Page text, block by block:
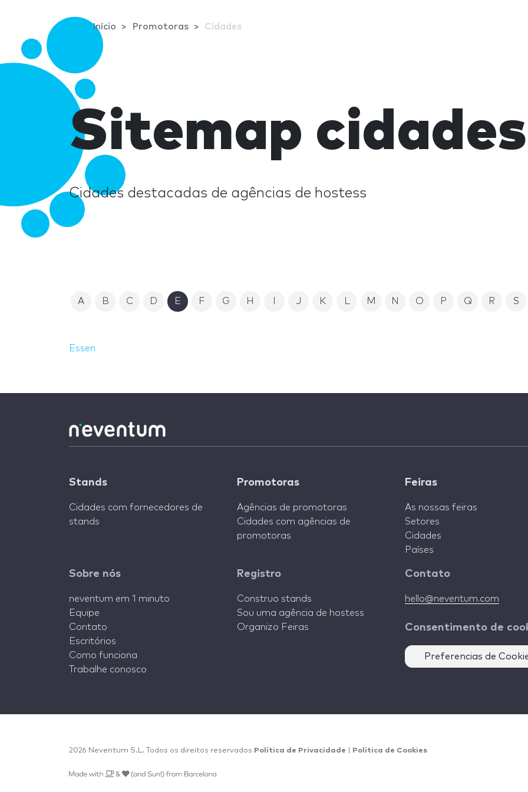
Início Promotoras Cidades
Sitemap
Cidades destacadas de agências de hostess
A B C D E F G H J K M N O P Q R S
Essen
Stands
Cidades com fornecedores de
stands
Promotoras
Agências de promotoras
Cidades com agências de
promotoras
Feiras
As nossas feiras
Setores
Cidades
Países
Sobre nós
neventum em 1 minuto
Equipe
Contato
Escritórios
Como funciona
Trabalhe conosco
Registro
Construo stands
Sou uma agência de hostess
Organizo Feiras
Contato
hello@neventum.com
Consentimento de
Preferencias de
2026 Neventum S.L. Todos os direitos reservados Política de Privacidade Política de Cookies